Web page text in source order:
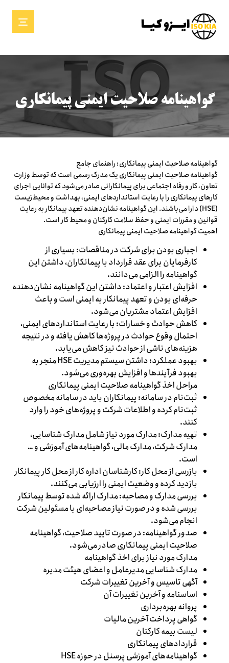
گواهینامه صلاحیت ایمنی پیمانکاری
گواهینامه صلاحیت ایمنی پیمانکاری: راهنمای جامع
گواهینامه صلاحیت ایمنی پیمانکاری یک مدرک رسمی است که توسط وزارت
تعاون، کار و رفاه اجتماعی برای پیمانکارانی صادر می‌شود که توانایی اجرای
کارهای پیمانکاری را با رعایت استانداردهای ایمنی، بهداشت و محیط‌زیست
(HSE) دارا می‌باشند. این گواهینامه نشان‌دهنده تعهد پیمانکار به رعایت
قوانین و مقررات ایمنی و حفظ سلامت کارکنان و محیط کار است.
اهمیت گواهینامه صلاحیت ایمنی پیمانکاری
اجباری بودن برای شرکت در مناقصات: بسیاری از
کارفرمایان برای عقد قرارداد با پیمانکاران، داشتن این
گواهینامه را الزامی می‌دانند.
افزایش اعتبار و اعتماد: داشتن این گواهینامه نشان‌دهنده
حرفه‌ای بودن و تعهد پیمانکار به ایمنی است و باعث
افزایش اعتماد مشتریان می‌شود.
کاهش حوادث و خسارات: با رعایت استانداردهای ایمنی،
احتمال وقوع حوادث در پروژه‌ها کاهش یافته و در نتیجه
هزینه‌های ناشی از حوادث نیز کاهش می‌یابد.
بهبود عملکرد: داشتن سیستم مدیریت HSE منجر به
بهبود فرآیندها و افزایش بهره‌وری می‌شود.
مراحل اخذ گواهینامه صلاحیت ایمنی پیمانکاری
ثبت‌نام در سامانه: پیمانکاران باید در سامانه مخصوص
ثبت‌نام کرده و اطلاعات شرکت و پروژه‌های خود را وارد
کنند.
تهیه مدارک: مدارک مورد نیاز شامل مدارک شناسایی،
مدارک شرکت، مدارک مالی، گواهینامه‌های آموزشی و …
است.
بازرسی از محل کار: کارشناسان اداره کار از محل کار پیمانکار
بازدید کرده و وضعیت ایمنی را ارزیابی می‌کنند.
بررسی مدارک و مصاحبه: مدارک ارائه شده توسط پیمانکار
بررسی شده و در صورت نیاز مصاحبه‌ای با مسئولین شرکت
انجام می‌شود.
صدور گواهینامه: در صورت تایید صلاحیت، گواهینامه
صلاحیت ایمنی پیمانکاری صادر می‌شود.
مدارک مورد نیاز برای اخذ گواهینامه
مدارک شناسایی مدیرعامل و اعضای هیئت مدیره
آگهی تاسیس و آخرین تغییرات شرکت
اساسنامه و آخرین تغییرات آن
پروانه بهره‌برداری
گواهی پرداخت آخرین مالیات
لیست بیمه کارکنان
قراردادهای پیمانکاری
گواهینامه‌های آموزشی پرسنل در حوزه HSE